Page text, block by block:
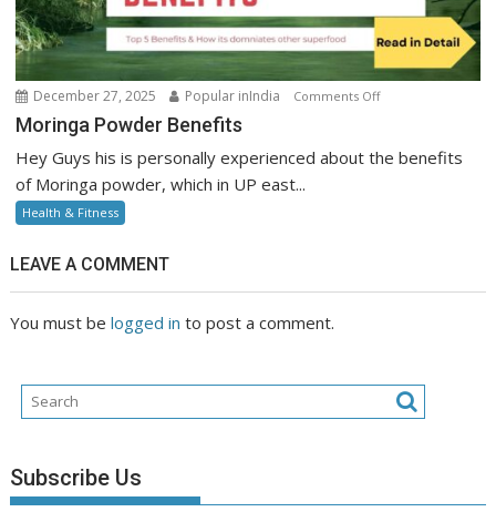
December 27, 2025 Popular inIndia Comments Offon
Benefits
Moringa Powder Benefits
Hey Guys his is personally experienced about the benefits
of Moringa powder, which in UP east...
Health & Fitness
LEAVE A COMMENT
You must belogged in to post a comment.
Subscribe Us